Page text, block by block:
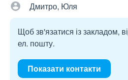
Дмитро, Юля
Щоб зв'язатися із закладом,
ел. пошту.
Показати контакти